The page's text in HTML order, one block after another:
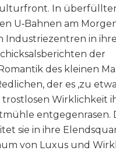
In
U‑Bahnen am
Industriezentren in
der
des kleinen
der es ‚zu
trostlosen Wirklichkeit
entgegenrasen.
sie in ihre
von Luxus und